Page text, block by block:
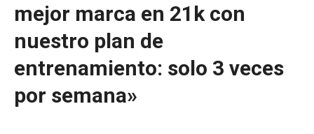
mejor marca en 21k con
nuestro plan de
entrenamiento: solo 3 veces
por semana»